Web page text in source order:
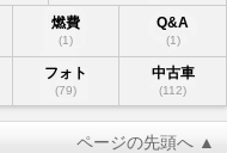
燃費
(1)
Q&A
(1)
フォト
(79)
中古車
(112)
ページの先頭へ ▲